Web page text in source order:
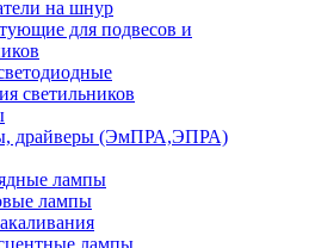
на шнур
для подвесов и
светильников
драйверы (ЭмПРА,ЭПРА)
лампы
лампы
лампы